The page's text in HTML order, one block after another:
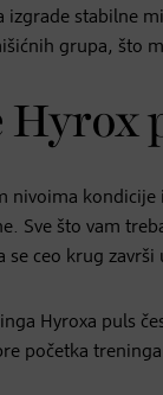
izgrade stabilne
grupa, što
Hyrox
nivoima
Sve što vam
se ceo krug
Hyroxa puls
početka